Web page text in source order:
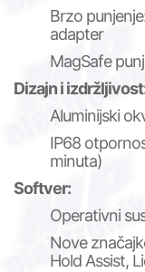
Brzo
adapter
MagSafe
Dizajn i
Aluminijski
IP68
minuta)
Softver:
Operativni
Nove
Hold Assist,